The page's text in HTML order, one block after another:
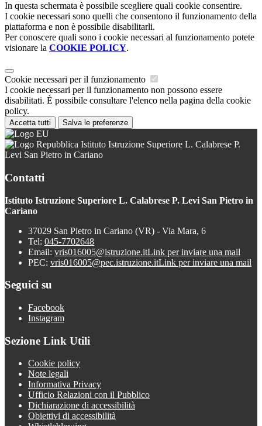
In questa schermata è possibile scegliere quali cookie consentire.
I cookie necessari sono quelli che consentono il funzionamento della
piattaforma e non è possibile disabilitarli.
Per conoscere quali sono i cookie necessari al funzionamento potete
visionare la COOKIE POLICY.
Cookie necessari per il funzionamento
I cookie necessari per il funzionamento non possono essere
disabilitati. È possibile consultare l'elenco nella pagina della cookie
policy.
Accetta tutti Salva le preferenze
Istituto Istruzione Superiore L. Calabrese P.
Levi San Pietro in Cariano
Contatti
Istituto Istruzione Superiore L. Calabrese P. Levi San Pietro in
Cariano
37029 San Pietro in Cariano (VR) - Via Mara, 6
Tel: 045-7702648
Email: vris016005@istruzione.itLink per inviare una mail
PEC: vris016005@pec.istruzione.itLink per inviare una mail
Seguici su
Facebook
Instagram
Sezione Link Utili
Cookie policy
Note legali
Informativa Privacy
Ufficio Relazioni con il Pubblico
Dichiarazione di accessibilità
Obiettivi di accessibilità